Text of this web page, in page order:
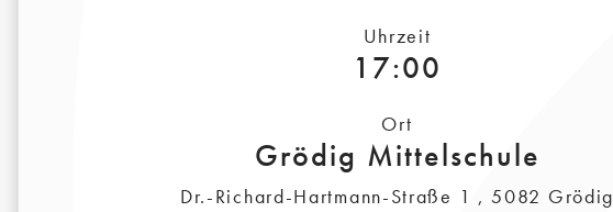
Uhrzeit
17:00
Ort
Grödig Mittelschule
Dr.-Richard-Hartmann-Straße 1 , 5082 Grödig